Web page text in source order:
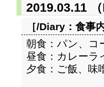
2019.03.11 （
［/Diary： 食事
朝食：パン、コ
昼食：カレーラ
夕食：ご飯、味